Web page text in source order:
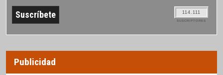
114.111
SUSCRIPTORES
Publicidad